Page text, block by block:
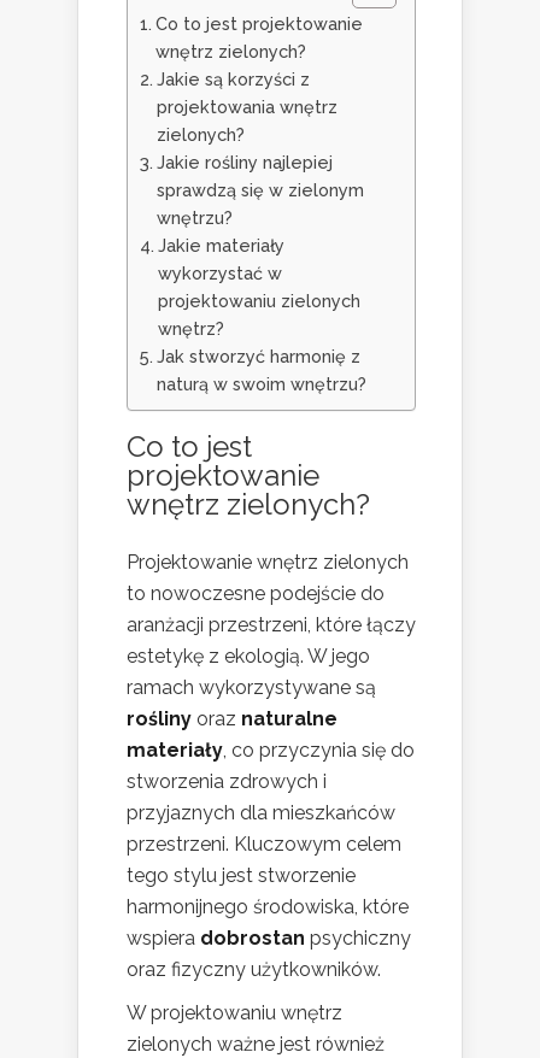
Co to jest projektowanie
wnętrz zielonych?
Jakie są korzyści z
projektowania wnętrz
zielonych?
Jakie rośliny najlepiej
sprawdzą się w zielonym
wnętrzu?
Jakie materiały
wykorzystać w
projektowaniu zielonych
wnętrz?
Jak stworzyć harmonię z
naturą w swoim wnętrzu?
Co to jest
projektowanie
wnętrz zielonych?
Projektowanie wnętrz zielonych
to nowoczesne podejście do
aranżacji przestrzeni, które łączy
estetykę z ekologią. W jego
ramach wykorzystywane są
rośliny oraz naturalne
materiały, co przyczynia się do
stworzenia zdrowych i
przyjaznych dla mieszkańców
przestrzeni. Kluczowym celem
tego stylu jest stworzenie
harmonijnego środowiska, które
wspiera dobrostan psychiczny
oraz fizyczny użytkowników.
W projektowaniu wnętrz
zielonych ważne jest również